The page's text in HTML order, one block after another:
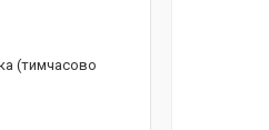
(тимчасово